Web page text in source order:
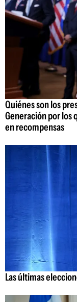
Quiénes son los
Generación por los
en recompensas
Las últimas